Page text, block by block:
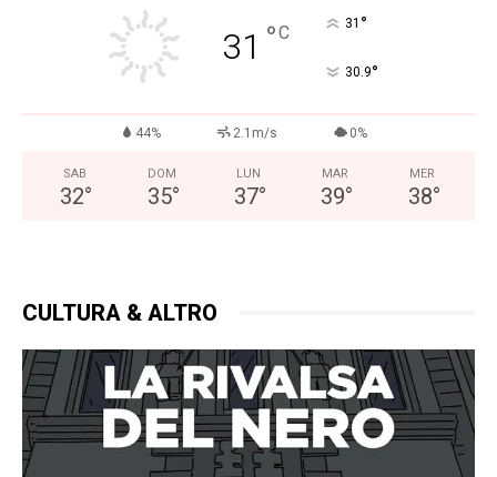
31 °C 31 °
30.9°
44% 2.1m/s 0%
SAB
32°
DOM
35°
LUN
37°
MAR
39°
MER
38°
CULTURA & ALTRO